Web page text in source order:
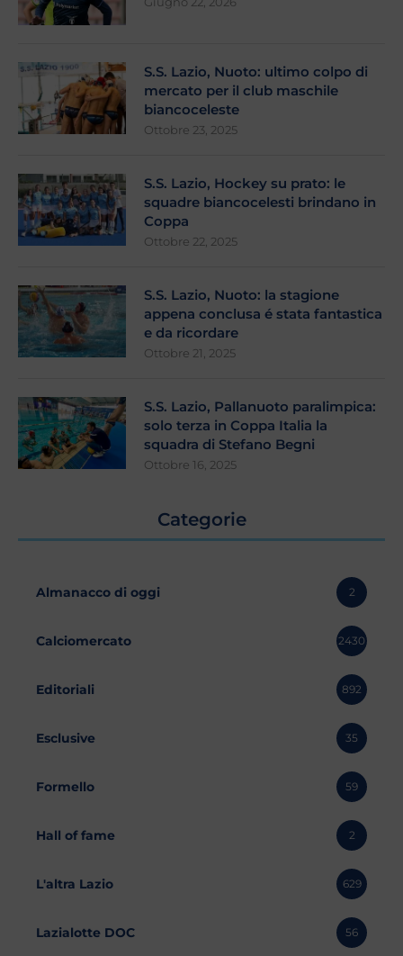
S.S. Lazio, Nuoto: ultimo colpo di
mercato per il club maschile
biancoceleste
Ottobre 23, 2025
S.S. Lazio, Hockey su prato: le
squadre biancocelesti brindano in
Coppa
Ottobre 22, 2025
S.S. Lazio, Nuoto: la stagione
appena conclusa é stata fantastica
e da ricordare
Ottobre 21, 2025
S.S. Lazio, Pallanuoto paralimpica:
solo terza in Coppa Italia la
squadra di Stefano Begni
Ottobre 16, 2025
Categorie
Almanacco di oggi 2
Calciomercato 2430
Editoriali 892
Esclusive 35
Formello 59
Hall of fame 2
L'altra Lazio 629
Lazialotte DOC 56